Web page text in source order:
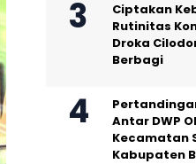
Ciptakan
Rutinitas
Droka
Berbagi
Antar DWP
Kecamatan
Kabupaten